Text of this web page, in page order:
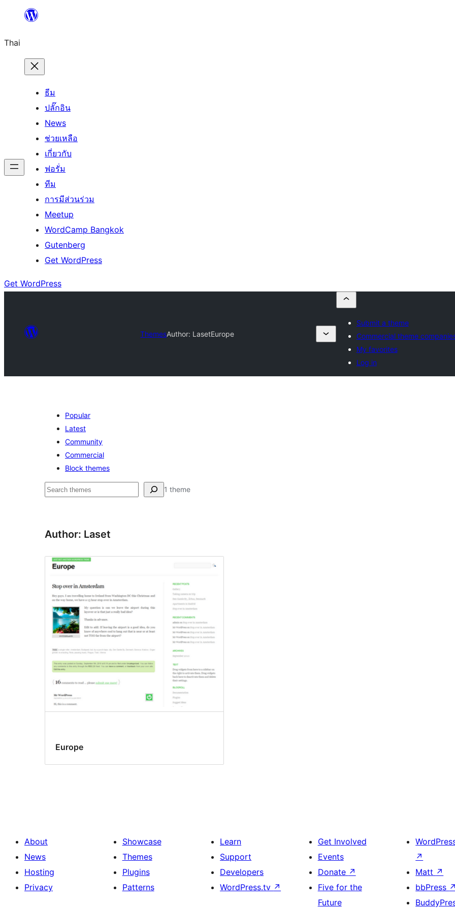
ยัง
เนื้อหา
Thai
ธีม
ปลั๊กอิน
News
ช่วยเหลือ
เกี่ยวกับ
ฟอรั่ม
ทีม
การมีส่วนร่วม
Meetup
WordCamp Bangkok
Gutenberg
Get WordPress
Get WordPress
ThemesAuthor: LasetEurope
Submit a theme
Commercial theme
My favorites
Log in
Popular
Latest
Community
Commercial
Block themes
ค้นหา 1 theme
Author: Laset
Europe
About
News
Hosting
Privacy
Showcase
Themes
Plugins
Patterns
Learn
Support
Developers
WordPress.tv ↗
Get Involved
Events
Donate ↗
Five for the
Future
↗
Matt ↗
bbPress ↗